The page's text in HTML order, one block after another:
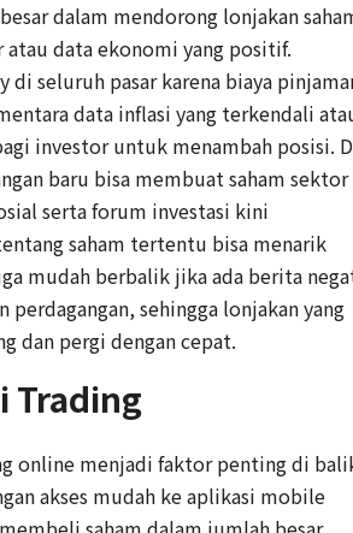
dalam mendorong lonjakan
data ekonomi yang positif.
di seluruh pasar karena biaya
data inflasi yang terkendali
investor untuk menambah posisi.
baru bisa membuat saham sektor
serta forum investasi kini
saham tertentu bisa menarik
mudah berbalik jika ada berita
sehingga lonjakan yang
dan pergi dengan cepat.
Trading
online menjadi faktor penting di
akses mudah ke aplikasi mobile